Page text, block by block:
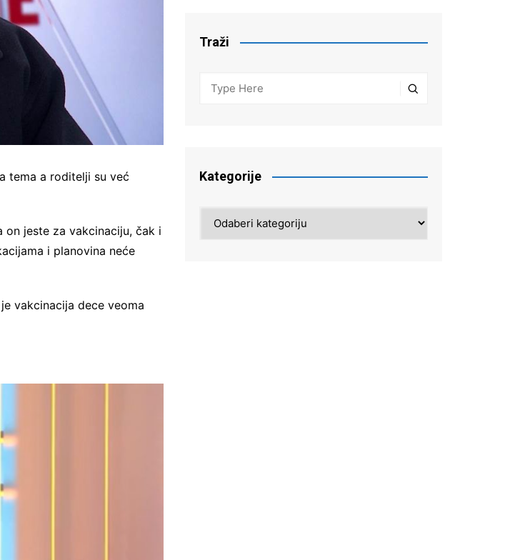
tema a roditelji su već
on jeste za vakcinaciju, čak i
i planovina neće
vakcinacija dece veoma
Traži
Kategorije